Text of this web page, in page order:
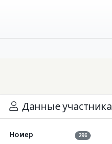
Данные участника
Номер
296